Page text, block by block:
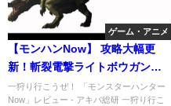
ゲーム・アニメ
【モンハンNow】 攻略大幅更
新！斬裂電撃ライトボウガン装
備で終盤まで最強武器になる
一狩り行こうぜ！ 「モンスターハンター
Now」レビュー - アキバ総研 一狩り行こ